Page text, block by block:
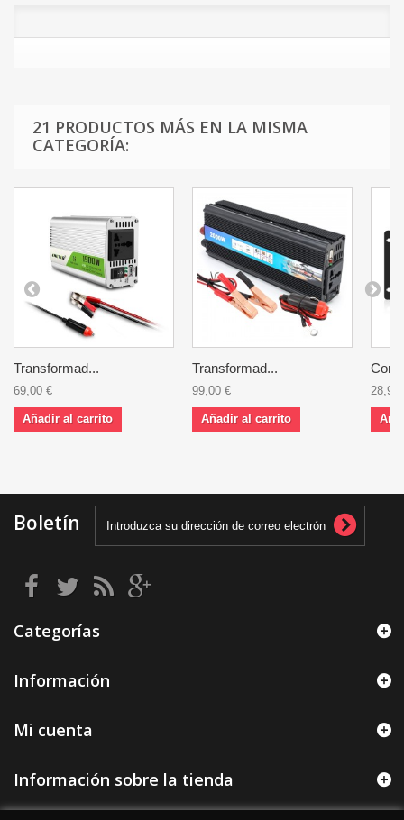
21 PRODUCTOS MÁS EN LA MISMA
CATEGORÍA:
Transformad...
69,00 €
Añadir al carrito
Transformad...
99,00 €
Añadir al carrito
28,95
Boletín
Categorías
Información
Mi cuenta
Información sobre la tienda